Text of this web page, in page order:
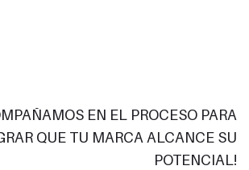
EN EL PROCESO PARA
QUE TU MARCA ALCANCE SU
POTENCIAL!